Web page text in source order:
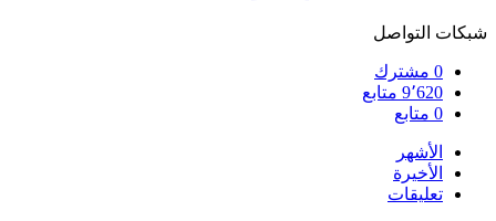
شبكات التواصل
0 مشترك
9٬620 متابع
0 متابع
الأشهر
الأخيرة
تعليقات